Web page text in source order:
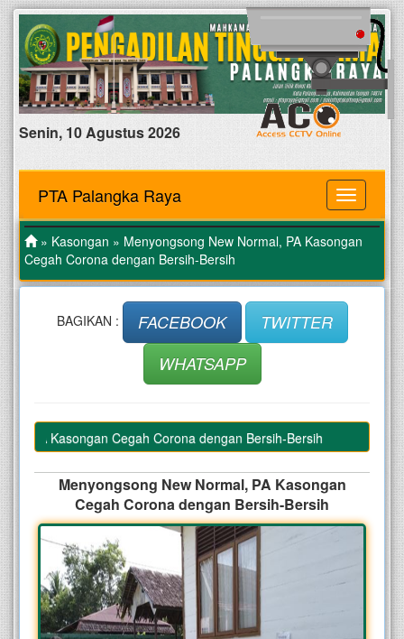
Senin, 10 Agustus 2026
MENU
PTA Palangka Raya
» Kasongan » Menyongsong New Normal, PA Kasongan
Cegah Corona dengan Bersih-Bersih
BAGIKAN : FACEBOOK
TWITTER
WHATSAPP
PA Kasongan Cegah Corona dengan Bersih-Bersih
Menyongsong New Normal, PA Kasongan
Cegah Corona dengan Bersih-Bersih